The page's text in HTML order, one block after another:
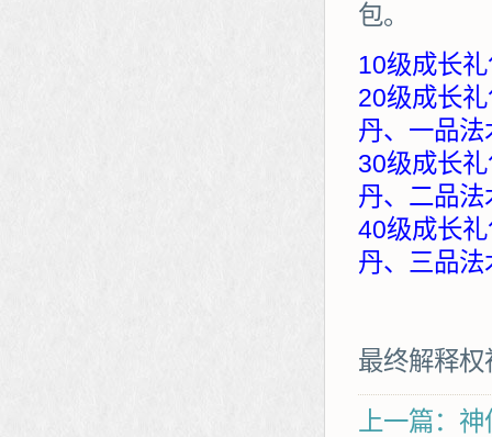
包。
10级成长
20级成长
丹、一品法
30级成长
丹、二品法
40级成长
丹、三品法
最终解释
上一篇：